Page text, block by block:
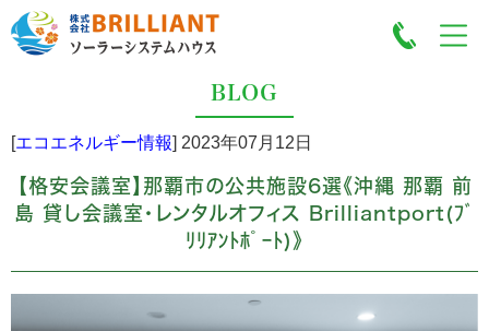
BLOG
[エコエネルギー情報] 2023年07月12日
【格安会議室】那覇市の公共施設6選《沖縄 那覇 前
島 貸し会議室・レンタルオフィス Brilliantport(ﾌﾞ
ﾘﾘｱﾝﾄﾎﾟｰﾄ)》